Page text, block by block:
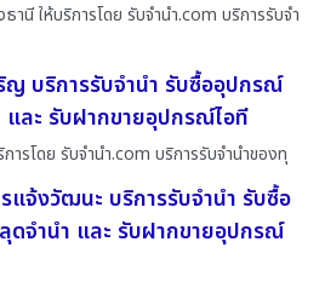
านี ให้บริการโดย รับจํานํา.com บริการรับจำ
ญ บริการรับจำนำ รับซื้ออุปกรณ์
และ รับฝากขายอุปกรณ์ไอที
ารโดย รับจํานํา.com บริการรับจำนำของทุ
แจ้งวัฒนะ บริการรับจำนำ รับซื้อ
ดจำนำ และ รับฝากขายอุปกรณ์